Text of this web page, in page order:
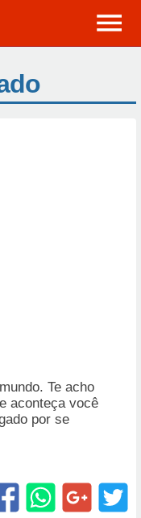
Te acho
aconteça você
por se